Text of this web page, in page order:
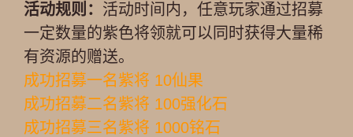
活动规则： 活动时间内，任意玩家通过招募
一定数量的紫色将领就可以同时获得大量稀
有资源的赠送。
成功招募一名紫将 10仙果
成功招募二名紫将 100强化石
成功招募三名紫将 1000铭石